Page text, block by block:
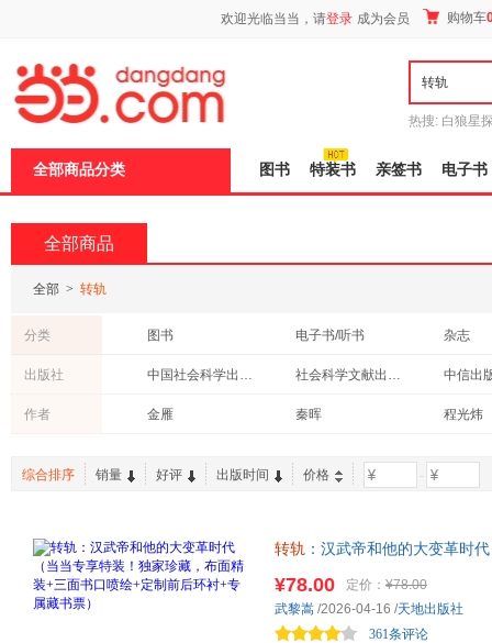
欢迎光临当当，请登录 成为会员 购物车
热搜: 白狼星
全部商品分类 图书 特装书 亲签书 电子书
全部商品
全部 > 转轨
分类 图书 电子书/听书 杂志
出版社 中国社会科学出版社 社会科学文献出版社
中信出
经济科学出版社
吉林人民出版社
商务印
东方出版社
科学出版社
中央编译出版社
上海远东出版社
法律出
上海三联书店
浙江大学出版社
作者 金雁 秦晖
程光炜
杨华
李丽
苏菲
马涛
刘勇
李晓西
汪海波
马勇
迟福林
综合排序 销量 好评 出版时间 价格 -
转轨 ：汉武帝和他的大变革时
院副教授武黎嵩，深刻解读汉
度，后世无法；不出师征伐，
¥78.00 定价： ¥78.00
361条评论
武黎嵩 /2026-04-16 /天地出版社
页
加